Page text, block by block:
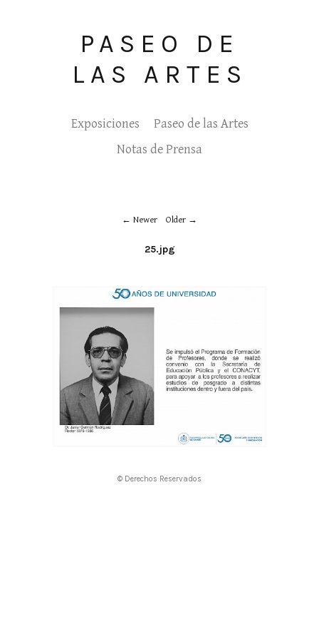
PASEO DE
LAS ARTES
Exposiciones
Paseo de las Artes
Notas de Prensa
Newer Older
25.jpg
© Derechos Reservados